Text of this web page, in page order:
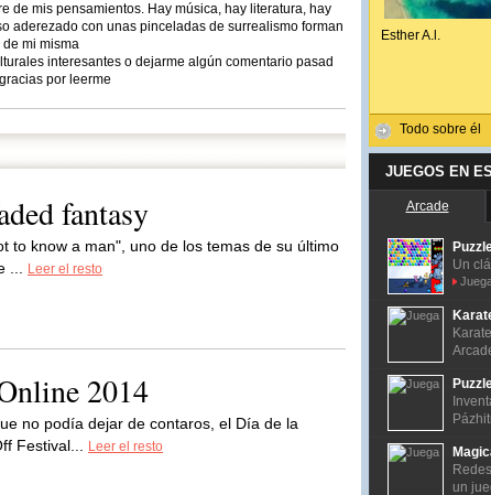
de mis pensamientos. Hay música, hay literatura, hay
aderezado con unas pinceladas de surrealismo forman
mi misma
interesantes o dejarme algún comentario pasad
por leerme
fantasy
to know a man", uno de los temas de su último
...
Leer el resto
2014
no podía dejar de contaros, el Día de la
Festival...
Leer el resto
Esther A.l.
Todo sobre él
JUEGOS EN
Arcade
Un
un